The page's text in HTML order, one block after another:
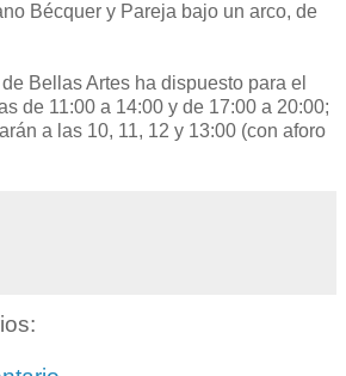
Bécquer y Pareja bajo un arco, de
Bellas Artes ha dispuesto para el
de 11:00 a 14:00 y de 17:00 a 20:00;
a las 10, 11, 12 y 13:00 (con aforo